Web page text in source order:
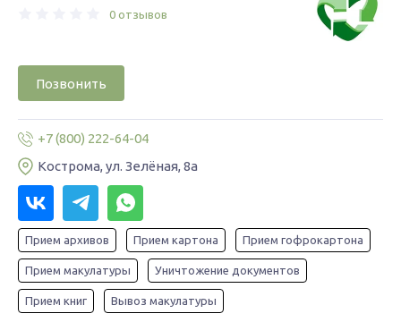
0 отзывов
Позвонить
+7 (800) 222-64-04
Кострома, ул. Зелёная, 8а
Прием архивов Прием картона Прием гофрокартона
Прием макулатуры Уничтожение документов
Прием книг Вывоз макулатуры